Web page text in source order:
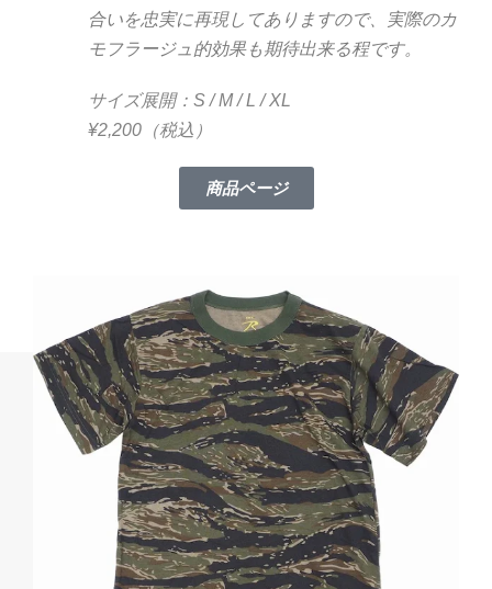
合いを忠実に再現してありますので、実際のカ
モフラージュ的効果も期待出来る程です。
サイズ展開：S / M / L / XL
¥2,200（税込）
商品ページ